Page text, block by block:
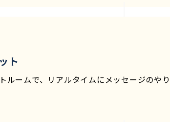
ト
ルームで、リアルタイムにメッセージのや